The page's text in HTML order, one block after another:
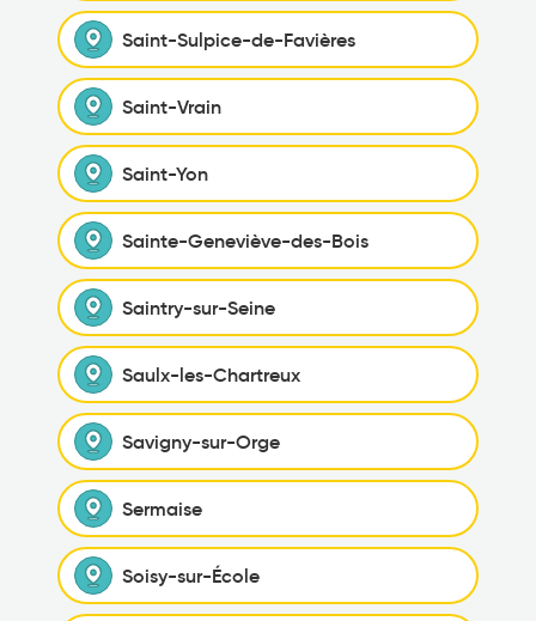
Saint-Sulpice-de-Favières
Saint-Vrain
Saint-Yon
Sainte-Geneviève-des-Bois
Saintry-sur-Seine
Saulx-les-Chartreux
Savigny-sur-Orge
Sermaise
Soisy-sur-École